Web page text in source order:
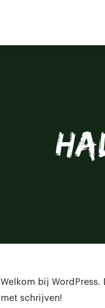
Welkom bij
met schrijven!